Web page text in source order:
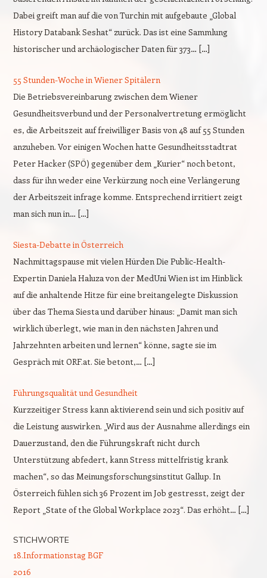
Dabei greift man auf die von Turchin mit aufgebaute „Global
History Databank Seshat“ zurück. Das ist eine Sammlung
historischer und archäologischer Daten für 373… […]
55 Stunden-Woche in Wiener Spitälern
Die Betriebsvereinbarung zwischen dem Wiener
Gesundheitsverbund und der Personalvertretung ermöglicht
es, die Arbeitszeit auf freiwilliger Basis von 48 auf 55 Stunden
anzuheben. Vor einigen Wochen hatte Gesundheitsstadtrat
Peter Hacker (SPÖ) gegenüber dem „Kurier“ noch betont,
dass für ihn weder eine Verkürzung noch eine Verlängerung
der Arbeitszeit infrage komme. Entsprechend irritiert zeigt
man sich nun in… […]
Siesta-Debatte in Österreich
Nachmittagspause mit vielen Hürden Die Public-Health-
Expertin Daniela Haluza von der MedUni Wien ist im Hinblick
auf die anhaltende Hitze für eine breitangelegte Diskussion
über das Thema Siesta und darüber hinaus: „Damit man sich
wirklich überlegt, wie man in den nächsten Jahren und
Jahrzehnten arbeiten und lernen“ könne, sagte sie im
Gespräch mit ORF.at. Sie betont,… […]
Führungsqualität und Gesundheit
Kurzzeitiger Stress kann aktivierend sein und sich positiv auf
die Leistung auswirken. „Wird aus der Ausnahme allerdings ein
Dauerzustand, den die Führungskraft nicht durch
Unterstützung abfedert, kann Stress mittelfristig krank
machen“, so das Meinungsforschungsinstitut Gallup. In
Österreich fühlen sich 36 Prozent im Job gestresst, zeigt der
Report „State of the Global Workplace 2023“. Das erhöht… […]
STICHWORTE
18.Informationstag BGF
2016